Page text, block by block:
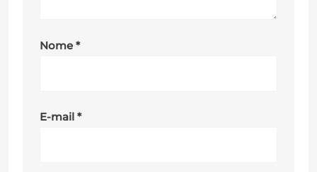
Nome*
E-mail*